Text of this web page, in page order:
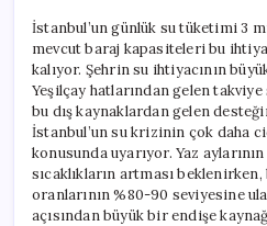
İstanbul’un günlük su tüketimi 3
mevcut baraj kapasiteleri bu
kalıyor. Şehrin su ihtiyacının
Yeşilçay hatlarından gelen
bu dış kaynaklardan gelen
İstanbul’un su krizinin çok daha
konusunda uyarıyor. Yaz
sıcaklıkların artması
oranlarının %80-90 seviyesine
açısından büyük bir endişe